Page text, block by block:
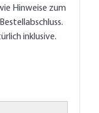
Hinweise zum
inklusive.